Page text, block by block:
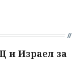
и Израел за